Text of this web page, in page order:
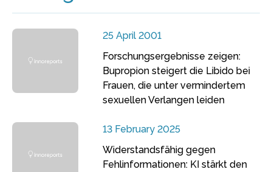
25 April 2001
Forschungsergebnisse zeigen:
Bupropion steigert die Libido bei
Frauen, die unter vermindertem
sexuellen Verlangen leiden
13 February 2025
Widerstandsfähig gegen
Fehlinformationen: KI stärkt den